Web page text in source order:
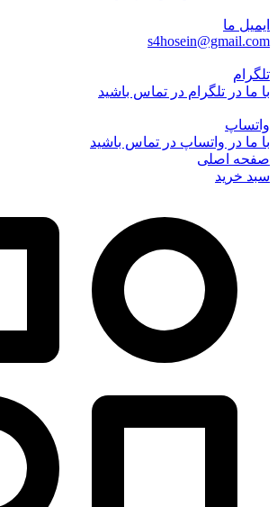
ایمیل ما
s4hosein@gmail.com
تلگرام
با ما در تلگرام در تماس باشید
واتساپ
با ما در واتساپ در تماس باشید
صفحه اصلی
سبد خرید